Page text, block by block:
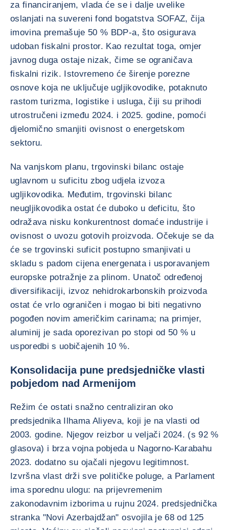
za financiranjem, vlada će se i dalje uvelike
oslanjati na suvereni fond bogatstva SOFAZ, čija
imovina premašuje 50 % BDP-a, što osigurava
udoban fiskalni prostor. Kao rezultat toga, omjer
javnog duga ostaje nizak, čime se ograničava
fiskalni rizik. Istovremeno će širenje porezne
osnove koja ne uključuje ugljikovodike, potaknuto
rastom turizma, logistike i usluga, čiji su prihodi
utrostručeni između 2024. i 2025. godine, pomoći
djelomično smanjiti ovisnost o energetskom
sektoru.
Na vanjskom planu, trgovinski bilanc ostaje
uglavnom u suficitu zbog udjela izvoza
ugljikovodika. Međutim, trgovinski bilanc
neugljikovodika ostat će duboko u deficitu, što
odražava nisku konkurentnost domaće industrije i
ovisnost o uvozu gotovih proizvoda. Očekuje se da
će se trgovinski suficit postupno smanjivati u
skladu s padom cijena energenata i usporavanjem
europske potražnje za plinom. Unatoč određenoj
diversifikaciji, izvoz nehidrokarbonskih proizvoda
ostat će vrlo ograničen i mogao bi biti negativno
pogođen novim američkim carinama; na primjer,
aluminij je sada oporezivan po stopi od 50 % u
usporedbi s uobičajenih 10 %.
Konsolidacija pune predsjedničke vlasti
pobjedom nad Armenijom
Režim će ostati snažno centraliziran oko
predsjednika Ilhama Aliyeva, koji je na vlasti od
2003. godine. Njegov reizbor u veljači 2024. (s 92 %
glasova) i brza vojna pobjeda u Nagorno-Karabahu
2023. dodatno su ojačali njegovu legitimnost.
Izvršna vlast drži sve političke poluge, a Parlament
ima sporednu ulogu: na prijevremenim
zakonodavnim izborima u rujnu 2024. predsjednička
stranka "Novi Azerbajdžan" osvojila je 68 od 125